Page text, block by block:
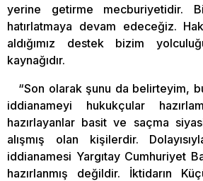
yerine getirme mecburiyetidir.
hatırlatmaya devam edeceğiz.
aldığımız destek bizim
kaynağıdır.
“Son olarak şunu da belirteyim,
iddianameyi hukukçular
hazırlayanlar basit ve saçma
alışmış olan kişilerdir.
iddianamesi Yargıtay Cumhuriyet
hazırlanmış değildir. İktidarın